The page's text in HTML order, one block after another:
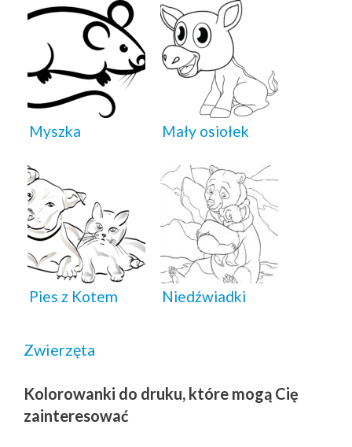
Myszka Mały osiołek
Pies z Kotem Niedźwiadki
Zwierzęta
Kolorowanki do druku, które mogą Cię
zainteresować